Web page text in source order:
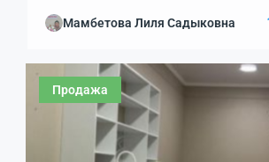
деятельности, документы РФ,
Мамбетова Лиля Садыковна
Продажа